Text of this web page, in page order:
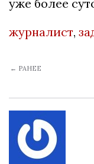
уже более
журналист,
← РАНЕЕ